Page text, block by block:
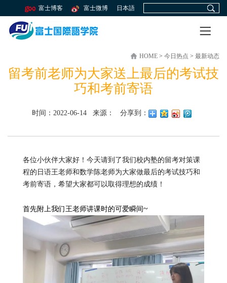
富士博客 富士微博 日本語
HOME > 今日热点 > 最新动态
留考前老师为大家送上最后的考试技
巧和考前寄语
时间：2022-06-14 来源： 分享到：
各位小伙伴大家好！ 今天请到了我们校内塾的留考对策课
程的日语王老师和数学陈老师为大家做最后的考试技巧和
考前寄语，希望大家都可以取得理想的成绩！
首先附上我们王老师讲课时的可爱瞬间~